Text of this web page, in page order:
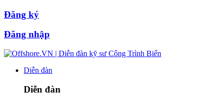
Đăng ký
Đăng nhập
Diễn đàn
Diễn đàn